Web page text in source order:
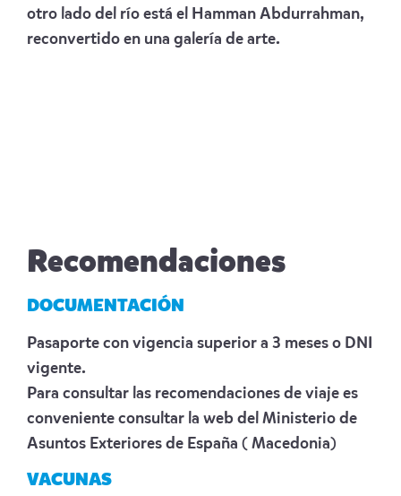
otro lado del río está el Hamman Abdurrahman,
reconvertido en una galería de arte.
Recomendaciones
DOCUMENTACIÓN
Pasaporte con vigencia superior a 3 meses o DNI
vigente.
Para consultar las recomendaciones de viaje es
conveniente consultar la web del Ministerio de
Asuntos Exteriores de España ( Macedonia)
VACUNAS